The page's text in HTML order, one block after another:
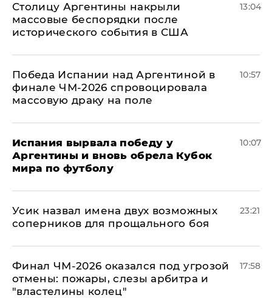
Столицу Аргентины накрыли
массовые беспорядки после
исторического события в США
13:04
Победа Испании над Аргентиной в
финале ЧМ-2026 спровоцировала
массовую драку на поле
10:57
Испания вырвала победу у
Аргентины и вновь обрела Кубок
мира по футболу
10:07
Усик назвал имена двух возможных
соперников для прощального боя
23:21
Финал ЧМ-2026 оказался под угрозой
отмены: пожары, слезы арбитра и
"властелины колец"
17:58